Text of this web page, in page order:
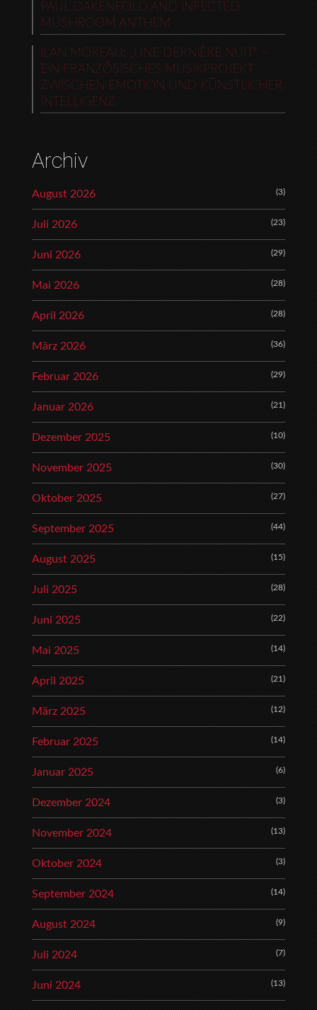
PAUL OAKENFOLD AND INFECTED
MUSHROOM ANTHEM
ILAN MOREAU: „UNE DERNIÈRE NUIT“ –
EIN FRANZÖSISCHES MUSIKPROJEKT
ZWISCHEN EMOTION UND KÜNSTLICHER
INTELLIGENZ
Archiv
August 2026 (3)
Juli 2026 (23)
Juni 2026 (29)
Mai 2026 (28)
April 2026 (28)
März 2026 (36)
Februar 2026 (29)
Januar 2026 (21)
Dezember 2025 (10)
November 2025 (30)
Oktober 2025 (27)
September 2025 (44)
August 2025 (15)
Juli 2025 (28)
Juni 2025 (22)
Mai 2025 (14)
April 2025 (21)
März 2025 (12)
Februar 2025 (14)
Januar 2025 (6)
Dezember 2024 (3)
November 2024 (13)
Oktober 2024 (3)
September 2024 (14)
August 2024 (9)
Juli 2024 (7)
Juni 2024 (13)